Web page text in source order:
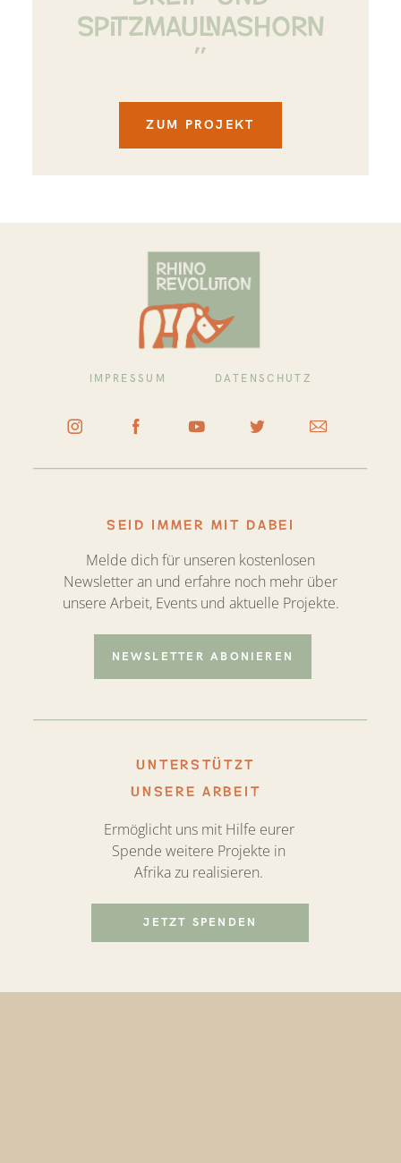
SPITZMAULNASHORN
”
ZUM PROJEKT
UNTERSTÜTZT
UNSERE ARBEIT
SEID IMMER MIT DABEI
Ermöglicht uns mit Hilfe eurer
Spende weitere Projekte in
Afrika zu realisieren.
Melde dich für unseren kostenlosen
Newsletter an und erfahre noch mehr über
unsere Arbeit, Events und aktuelle Projekte.
IMPRESSUM DATENSCHUTZ
NEWSLETTER ABONIEREN
JETZT SPENDEN